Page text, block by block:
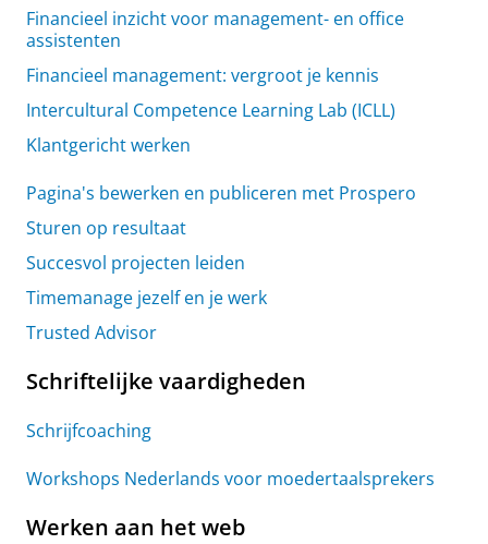
Financieel inzicht voor management- en office
assistenten
Financieel management: vergroot je kennis
Intercultural Competence Learning Lab (ICLL)
Klantgericht werken
Pagina's bewerken en publiceren met Prospero
Sturen op resultaat
Succesvol projecten leiden
Timemanage jezelf en je werk
Trusted Advisor
Schriftelijke vaardigheden
Schrijfcoaching
Workshops Nederlands voor moedertaalsprekers
Werken aan het web